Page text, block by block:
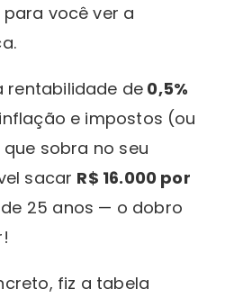
você ver a
rentabilidade de 0,5%
e impostos (ou
sobra no seu
sacar R$ 16.000 por
25 anos — o dobro
fiz a tabela